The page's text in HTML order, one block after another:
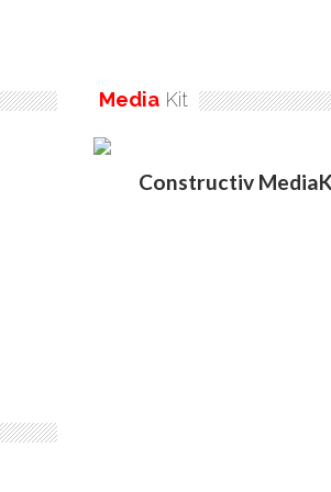
Media Kit
Constructiv